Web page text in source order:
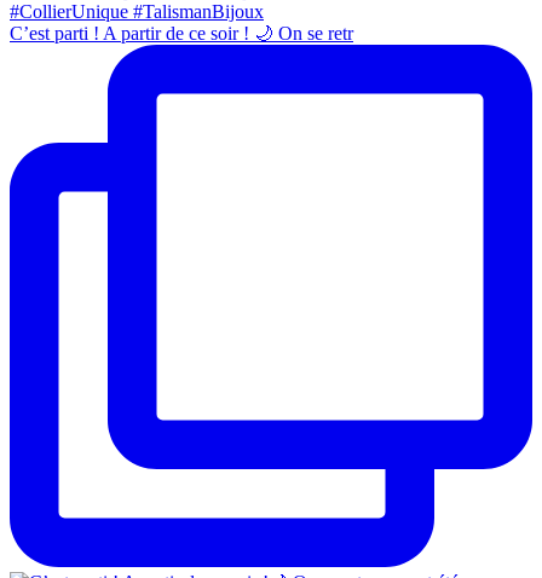
C’est parti ! A partir de ce soir ! 🌙 On se retr